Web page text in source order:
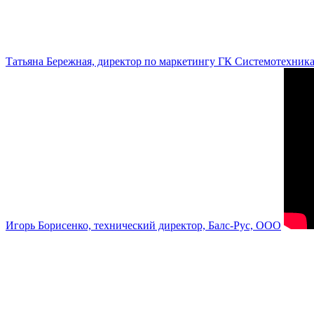
Татьяна Бережная, директор по маркетингу ГК Системотехника
Игорь Борисенко, технический директор, Балс-Рус, ООО